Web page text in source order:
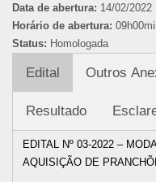
Data de abertura: 14/02/2022
Horário de abertura:
Status: Homologada
Edital Outros
Resultado
EDITAL Nº 03-2022 –
AQUISIÇÃO DE